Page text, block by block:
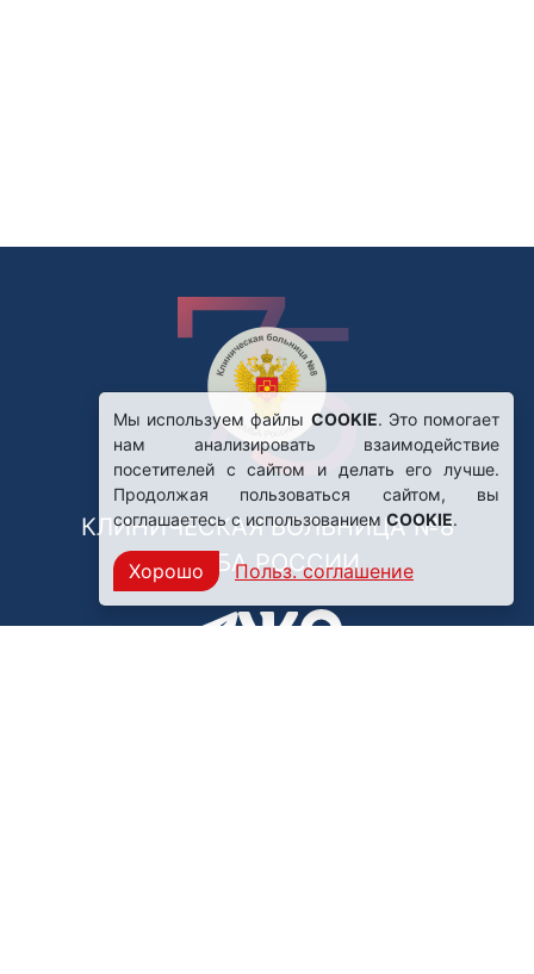
КЛИНИЧЕСКАЯ БОЛЬНИЦА №8
ФМБА РОССИИ
Мы используем файлы COOKIE. Это помогает
нам анализировать взаимодействие
посетителей с сайтом и делать его лучше.
Продолжая пользоваться сайтом, вы
соглашаетесь с использованиемCOOKIE.
Хорошо Польз. соглашение